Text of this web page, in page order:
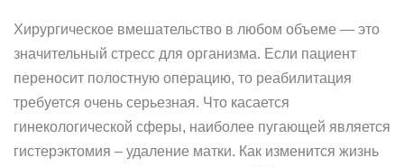
Хирургическое вмешательство в любом объеме — это
значительный стресс для организма. Если пациент
переносит полостную операцию, то реабилитация
требуется очень серьезная. Что касается
гинекологической сферы, наиболее пугающей является
гистерэктомия – удаление матки. Как изменится жизнь